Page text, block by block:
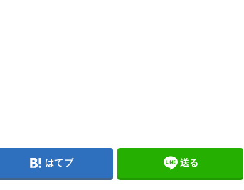
はてブ 送る